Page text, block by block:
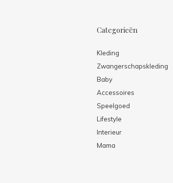
Categorieën
Kleding
Zwangerschapskleding
Baby
Accessoires
Speelgoed
Lifestyle
Interieur
Mama